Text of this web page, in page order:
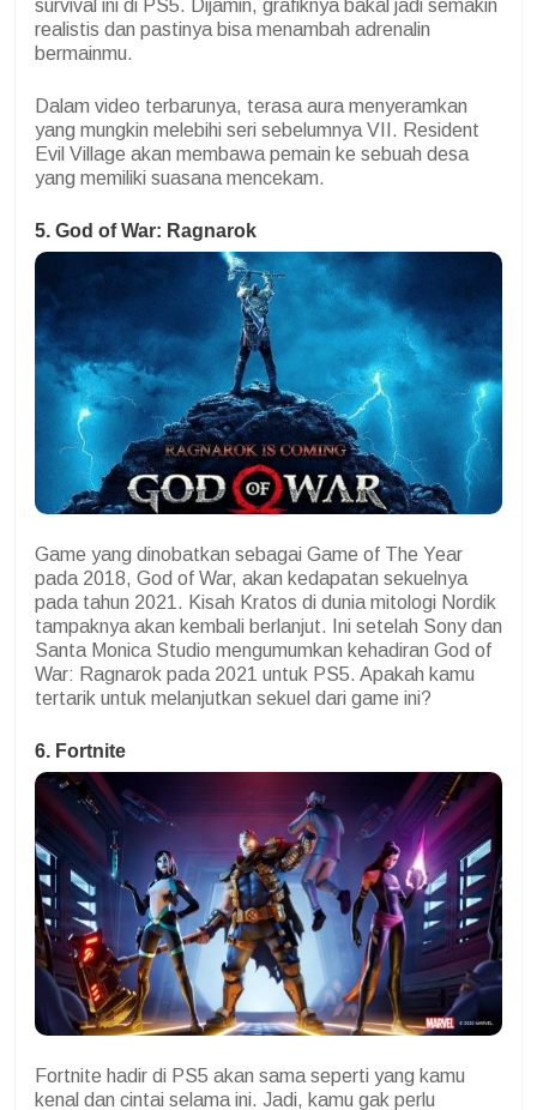
survival ini di PS5. Dijamin, grafiknya bakal jadi semakin
realistis dan pastinya bisa menambah adrenalin
bermainmu.
Dalam video terbarunya, terasa aura menyeramkan
yang mungkin melebihi seri sebelumnya VII. Resident
Evil Village akan membawa pemain ke sebuah desa
yang memiliki suasana mencekam.
5. God of War: Ragnarok
Game yang dinobatkan sebagai Game of The Year
pada 2018, God of War, akan kedapatan sekuelnya
pada tahun 2021. Kisah Kratos di dunia mitologi Nordik
tampaknya akan kembali berlanjut. Ini setelah Sony dan
Santa Monica Studio mengumumkan kehadiran God of
War: Ragnarok pada 2021 untuk PS5. Apakah kamu
tertarik untuk melanjutkan sekuel dari game ini?
6. Fortnite
Fortnite hadir di PS5 akan sama seperti yang kamu
kenal dan cintai selama ini. Jadi, kamu gak perlu